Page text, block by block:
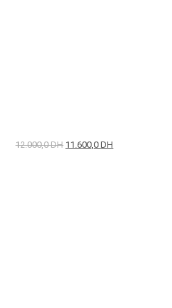
12.000,0DH 11.600,0DH